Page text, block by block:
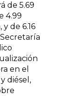
de 5.69
4.99
de 6.16
en el
diésel,